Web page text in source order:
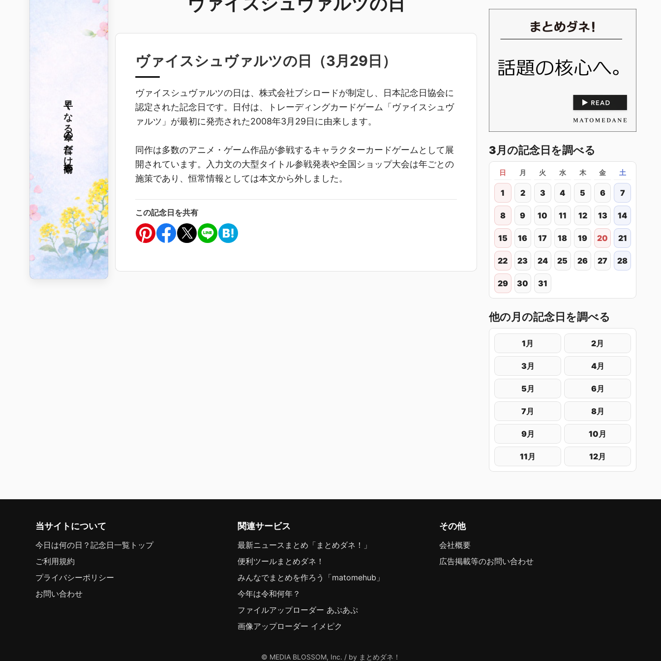
ヴァイスシュヴァルツの日（3月29日 ）
ヴァイスシュヴァルツの日は、株式会社ブシロードが制定し、日本記念日協会に
認定された記念日です。日付は、トレーディングカードゲーム「ヴァイスシュヴ
ァルツ」が最初に発売された2008年3月29日に由来します。
同作は多数のアニメ・ゲーム作品が参戦するキャラクターカードゲームとして展
開されています。入力文の大型タイトル参戦発表や全国ショップ大会は年ごとの
施策であり、恒常情報としては本文から外しました。
この記念日を共有
3月の記念日を調べる
日 月 火 水 木 金 土
1 2 3 4 5 6 7
8 9 10 11 12 13 14
15 16 17 18 19 20 21
22 23 24 25 26 27 28
29 30 31
他の月の記念日を調べる
1月 2月
3月 4月
5月 6月
7月 8月
9月 10月
11月 12月
春雨や
傘の音だけ
早くなる
当サイトについて
今日は何の日？記念日一覧トップ
ご利用規約
プライバシーポリシー
お問い合わせ
関連サービス
最新ニュースまとめ「まとめダネ！」
便利ツールまとめダネ！
みんなでまとめを作ろう「matomehub」
今年は令和何年？
ファイルアップローダー あぷあぷ
画像アップローダー イメピク
その他
会社概要
広告掲載等のお問い合わせ
© MEDIA BLOSSOM, Inc. / by まとめダネ！